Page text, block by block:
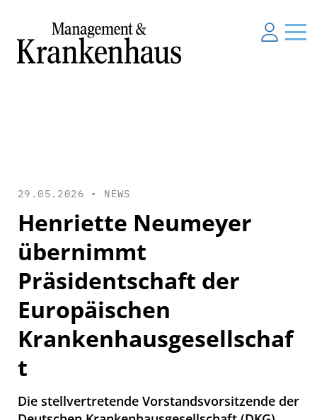
29.05.2026 • NEWS
Henriette Neumeyer
übernimmt
Präsidentschaft der
Europäischen
Krankenhausgesellschaf
t
Die stellvertretende Vorstandsvorsitzende der